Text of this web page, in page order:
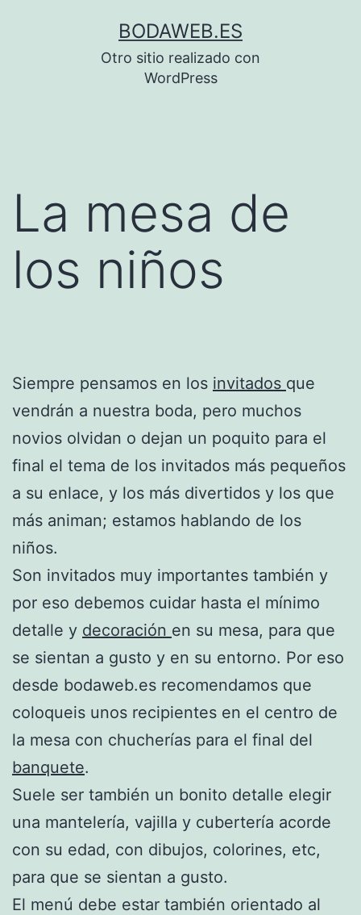
BODAWEB.ES
Otro sitio realizado con
WordPress
La mesa de
los niños
Siempre pensamos en los invitados que
vendrán a nuestra boda, pero muchos
novios olvidan o dejan un poquito para el
final el tema de los invitados más pequeños
a su enlace, y los más divertidos y los que
más animan; estamos hablando de los
niños.
Son invitados muy importantes también y
por eso debemos cuidar hasta el mínimo
detalle y decoración en su mesa, para que
se sientan a gusto y en su entorno. Por eso
desde bodaweb.es recomendamos que
coloqueis unos recipientes en el centro de
la mesa con chucherías para el final del
banquete.
Suele ser también un bonito detalle elegir
una mantelería, vajilla y cubertería acorde
con su edad, con dibujos, colorines, etc,
para que se sientan a gusto.
El menú debe estar también orientado al